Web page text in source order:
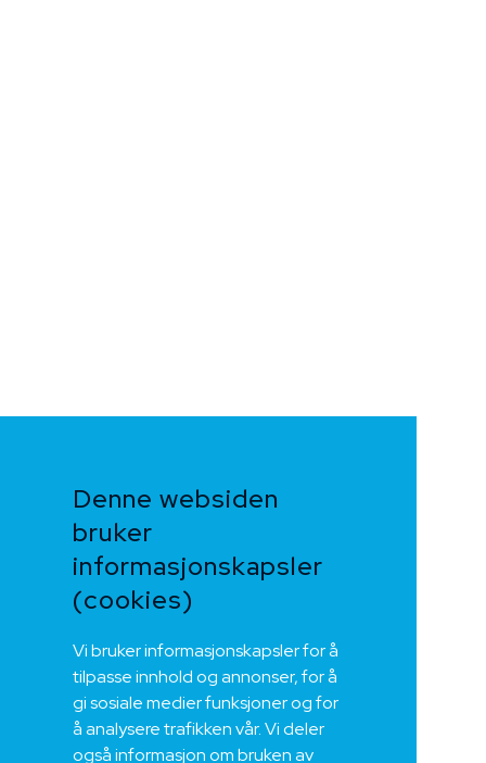
Denne websiden
bruker
informasjonskapsler
(cookies)
Vi bruker informasjonskapsler for å
tilpasse innhold og annonser, for å
gi sosiale medier funksjoner og for
å analysere trafikken vår. Vi deler
også informasjon om bruken av